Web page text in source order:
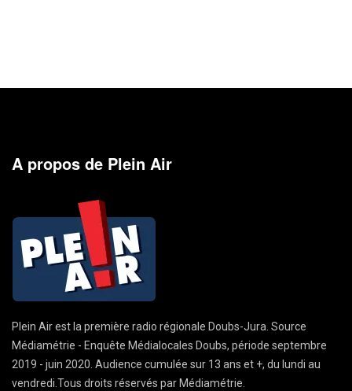
A propos de Plein Air
Plein Air est la première radio régionale Doubs-Jura. Source
Médiamétrie - Enquête Médialocales Doubs, période septembre
2019 - juin 2020. Audience cumulée sur 13 ans et +, du lundi au
vendredi.Tous droits réservés par Médiamétrie.